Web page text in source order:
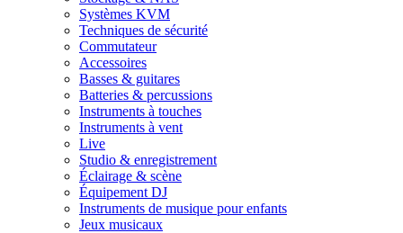
Systèmes KVM
Techniques de sécurité
Commutateur
Accessoires
Basses & guitares
Batteries & percussions
Instruments à touches
Instruments à vent
Live
Studio & enregistrement
Éclairage & scène
Équipement DJ
Instruments de musique pour enfants
Jeux musicaux